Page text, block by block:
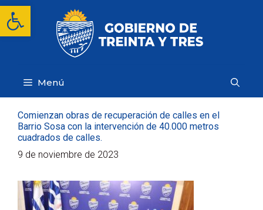
Abrir barra de herramientas
Saltar
contenido
Menú
Comienzan obras de recuperación de calles en el
Barrio Sosa con la intervención de 40.000 metros
cuadrados de calles.
9 de noviembre de 2023